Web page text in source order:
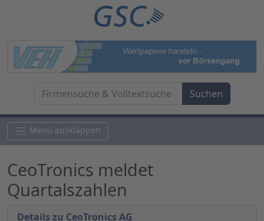
Menü ausklappen
CeoTronics meldet
Quartalszahlen
Details zu CeoTronics AG